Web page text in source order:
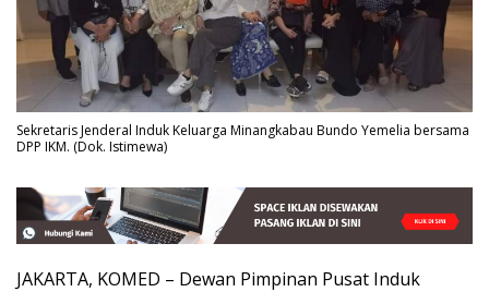
Sekretaris Jenderal Induk Keluarga Minangkabau Bundo Yemelia bersama
DPP IKM. (Dok. Istimewa)
JAKARTA, KOMED – Dewan Pimpinan Pusat Induk